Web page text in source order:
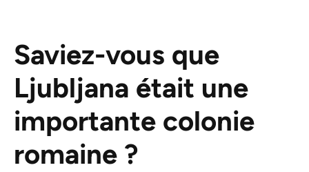
Saviez-vous que
Ljubljana était une
importante colonie
romaine ?